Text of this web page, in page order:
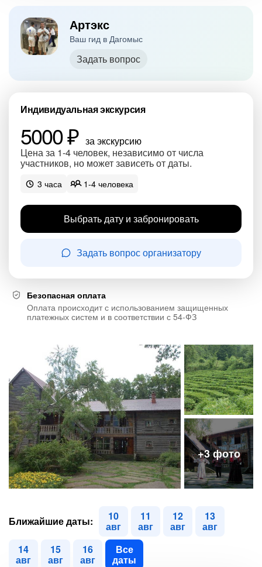
Артэкс
Ваш гид в Дагомыс
Задать вопрос
Индивидуальная экскурсия
5000 ₽ за экскурсию
Цена за 1-4 человек, независимо от числа
участников, но может зависеть от даты.
3 часа 1-4 человека
Выбрать дату и забронировать
Задать вопрос организатору
Безопасная оплата
Оплата происходит с использованием защищенных
платежных систем и в соответствии с 54-ФЗ
Ближайшие даты: 10
авг
11
авг
12
авг
13
авг
14
авг
15
авг
16
авг
Все
даты